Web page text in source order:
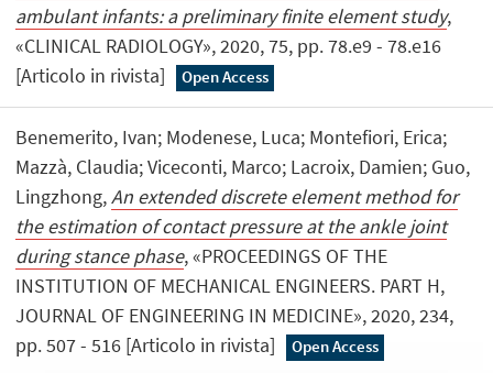
ambulant infants: a preliminary finite element study,
«CLINICAL RADIOLOGY», 2020, 75, pp. 78.e9 - 78.e16
[Articolo in rivista]
Open Access
Benemerito, Ivan; Modenese, Luca; Montefiori, Erica;
Mazzà, Claudia; Viceconti, Marco; Lacroix, Damien; Guo,
Lingzhong,An extended discrete element method for
the estimation of contact pressure at the ankle joint
during stance phase, «PROCEEDINGS OF THE
INSTITUTION OF MECHANICAL ENGINEERS. PART H,
JOURNAL OF ENGINEERING IN MEDICINE», 2020, 234,
pp. 507 - 516 [Articolo in rivista]
Open Access